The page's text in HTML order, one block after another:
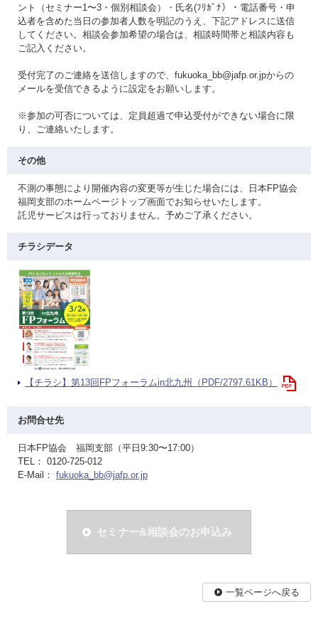
ント（セミナー1〜3・個別相談会）・氏名(ﾌﾘｶﾞﾅ）・電話番号・申
込者を含めた当日の参加者人数を明記のうえ、下記アドレスに送信
してください。相談会参加希望の場合は、相談時間帯と相談内容も
ご記入ください。
受付完了のご連絡を送信しますので、fukuoka_bb@jafp.or.jpからの
メールを受信できるように設定をお願いします。
※参加の可否については、定員超過で申込受付ができない場合に限
り、ご連絡いたします。
その他
不測の事態により開催内容の変更等が生じた場合には、日本FP協会
福岡支部のホームページトップ画面でお知らせいたします。
託児サービスは行っておりません。予めご了承ください。
チラシデータ
【チラシ】第13回FPフォーラムin北九州（PDF/2797.61KB）
お問合せ先
日本FP協会 福岡支部（平日9:30〜17:00）
TEL： 0120-725-012
E-Mail： fukuoka_bb@jafp.or.jp
セミナー&相談会のお申込み
一覧ページへ戻る